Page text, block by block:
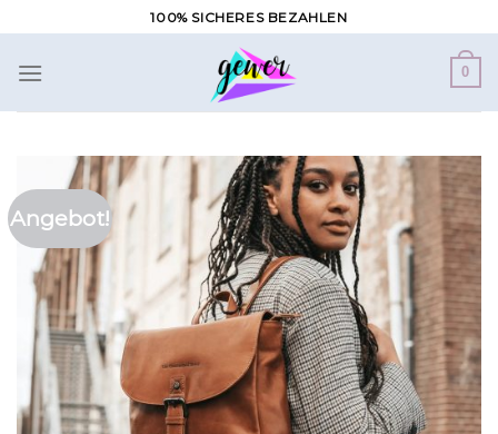
Inhalt
springen
100% SICHERES BEZAHLEN
0
Angebot!